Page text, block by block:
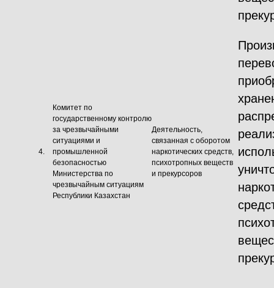
4.
Комитет по
государственному контролю
за чрезвычайными
ситуациями и
промышленной
безопасностью
Министерства по
чрезвычайным ситуациям
Республики Казахстан
Деятельность,
связанная с оборотом
наркотических средств,
психотропных веществ
и прекурсоров